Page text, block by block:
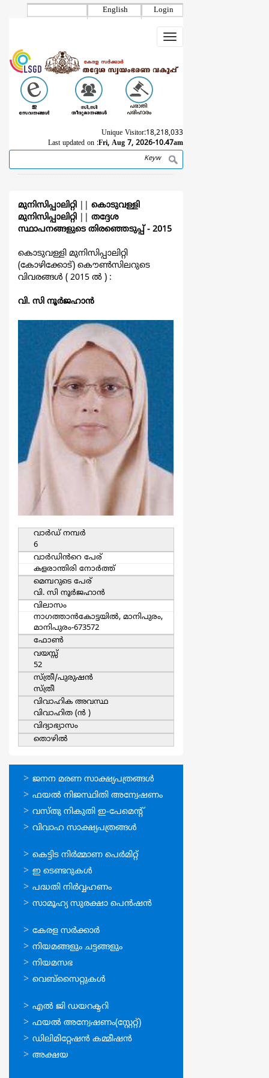
Login
English
Toggle
navigation
Unique Visitor:18,218,033
Last updated on :Fri, Aug 7, 2026-10.47am
Search
മുനിസിപ്പാലിറ്റി
കൊടുവള്ളി
മുനിസിപ്പാലിറ്റി
തദ്ദേശ
സ്ഥാപനങ്ങളുടെ തിരഞ്ഞെടുപ്പ്‌ - 2015
കൊടുവള്ളി മുനിസിപ്പാലിറ്റി
(കോഴിക്കോട്) കൌൺസിലറുടെ
വിവരങ്ങള്‍ ( 2015 ല്‍ ) :
വി. സി നൂര്‍ജഹാന്‍
വാര്‍ഡ്‌ നമ്പര്‍
6
വാര്‍ഡിൻറെ പേര്
കളരാന്തിരി നോര്‍ത്ത്
മെമ്പറുടെ പേര്
വി. സി നൂര്‍ജഹാന്‍
വിലാസം
നാഗത്താന്‍കോട്ടയില്‍, മാനിപുരം,
മാനിപുരം-673572
ഫോൺ
വയസ്സ്
52
സ്ത്രീ/പുരുഷന്‍
സ്ത്രീ
വിവാഹിക അവസ്ഥ
വിവാഹിത (ന്‍ )
വിദ്യാഭ്യാസം
തൊഴില്‍
ഓണ്‍ലൈന്‍
സേവനങ്ങള്‍
ജനന മരണ സാക്ഷ്യപത്രങ്ങള്‍
ഫയല്‍ നിജസ്ഥിതി അന്വേഷണം
വസ്തു നികുതി ഇ-പേമെന്റ്
വിവാഹ സാക്ഷ്യപത്രങ്ങള്‍
ഓണ്‍ലൈന്‍
സേവനങ്ങള്‍
കെട്ടിട നിര്‍മ്മാണ പെര്‍മിറ്റ്‌
ഇ ടെണ്ടറുകള്‍
പദ്ധതി നിര്‍വ്വഹണം
സാമൂഹ്യ സുരക്ഷാ പെന്‍ഷന്‍
ഉപയോഗപ്രദമായ
കണ്ണികള്‍
കേരള സര്‍ക്കാര്‍
നിയമങ്ങളും ചട്ടങ്ങളും
നിയമസഭ
വെബ്സൈറ്റുകള്‍
ഉപയോഗപ്രദമായ
കണ്ണികള്‍
എല്‍ ജി ഡയറക്ടറി
ഫയല്‍ അന്വേഷണം(സ്റ്റേറ്റ്)
ഡിലിമിറ്റേഷന്‍ കമ്മീഷന്‍
അക്ഷയ